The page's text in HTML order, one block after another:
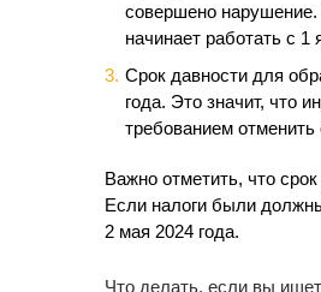
совершено нарушение.
начинает работать с 1
Срок давности для
года. Это значит, что
требованием отменить
Важно отметить, что
Если налоги были
2 мая 2024 года.
Что делать, если вы